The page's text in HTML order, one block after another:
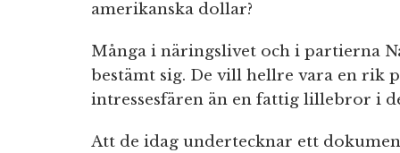
amerikanska dollar?
Många i näringslivet och i partierna
bestämt sig. De vill hellre vara en rik
intressesfären än en fattig lillebror i
Att de idag undertecknar ett